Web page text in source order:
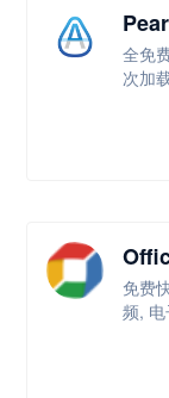
全免
次加
免费
频,